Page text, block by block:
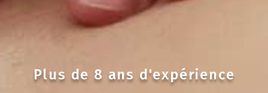
Plus de 8 ans d'expérience